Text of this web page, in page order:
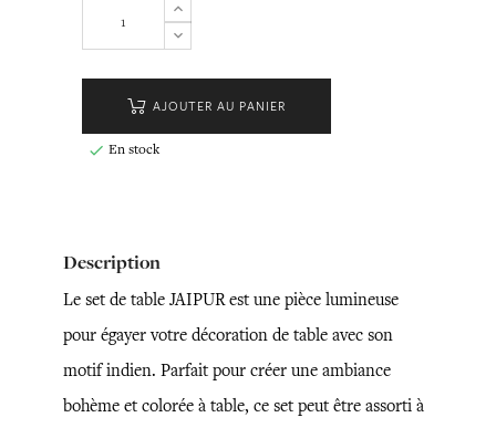
AJOUTER AU PANIER
 En stock
Description
Le set de table JAIPUR est une pièce lumineuse
pour égayer votre décoration de table avec son
motif indien. Parfait pour créer une ambiance
bohème et colorée à table, ce set peut être assorti à